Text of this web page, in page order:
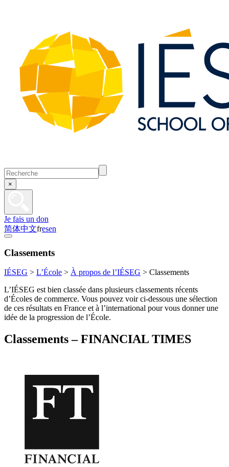
×
Je fais un don
简体中文fresen
Classements
IÉSEG > L’École > À propos de l’IÉSEG > Classements
L’IÉSEG est bien classée dans plusieurs classements récents
d’Écoles de commerce. Vous pouvez voir ci-dessous une sélection
de ces résultats en France et à l’international pour vous donner une
idée de la progression de l’École.
Classements – FINANCIAL TIMES